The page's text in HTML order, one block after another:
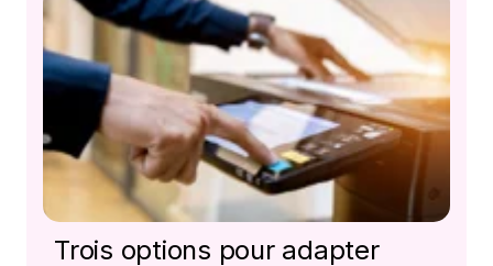
Trois options pour adapter